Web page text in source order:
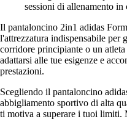
sessioni di allenamento
Il pantaloncino 2in1 adidas
l'attrezzatura indispensabile per
corridore principiante o un
adattarsi alle tue esigenze e
prestazioni.
Scegliendo il pantaloncino
abbigliamento sportivo di alta
ti motiva a superare i tuoi limiti.